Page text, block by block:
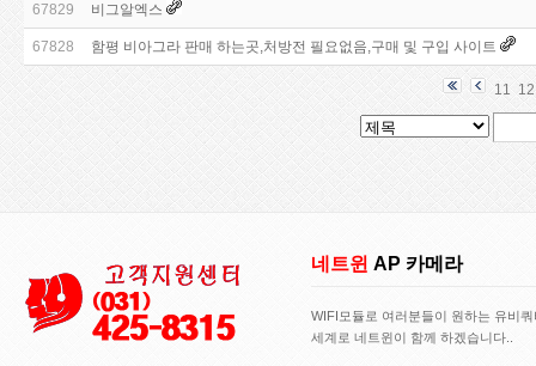
67829 비그알엑스
67828 함평 비아그라 판매 하는곳,처방전 필요없음,구매 및 구입 사이트
11 12
네트윈 AP 카메라
WIFI모듈로 여러분들이 원하는 유비
세계로 네트윈이 함께 하겠습니다..